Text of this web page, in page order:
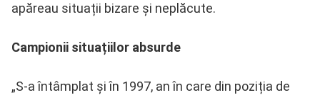
apăreau situații bizare și neplăcute.
Campionii situațiilor absurde
„S-a întâmplat și în 1997, an în care din poziția de